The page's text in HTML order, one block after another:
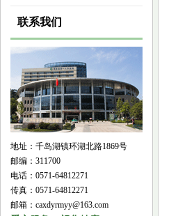
联系我们
地址：千岛湖镇环湖北路1869号
邮编：311700
电话：0571-64812271
传真：0571-64812271
邮箱：caxdyrmyy@163.com